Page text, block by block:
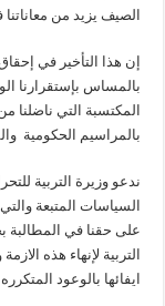
الصيف يزيد من
إن هذا التأخير في
بالمساس بإستقرارنا
المكتسبة التي
بالمراسيم الحكومية
ندعو وزيرة التربية
السياسات المتبعة
على حقنا في المطالبة
التربية لإنهاء هذه
ايفائها بالوعود